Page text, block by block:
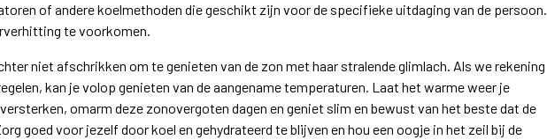
of andere koelmethoden die geschikt zijn voor de specifieke uitdaging van de persoon.
te voorkomen.
niet afschrikken om te genieten van de zon met haar stralende glimlach. Als we rekening
kan je volop genieten van de aangename temperaturen. Laat het warme weer je
omarm deze zonovergoten dagen en geniet slim en bewust van het beste dat de
goed voor jezelf door koel en gehydrateerd te blijven en hou een oogje in het zeil bij de